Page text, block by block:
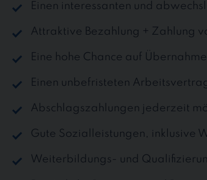
Einen interessanten und
Attraktive Bezahlung + Zahlung
Eine hohe Chance auf
Einen unbefristeten
Abschlagszahlungen jederzeit
Gute Sozialleistungen, inklusive
Weiterbildungs- und